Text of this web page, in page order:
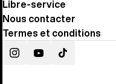
Libre-service
Nous contacter
Termes et conditions
InstagramYouTubeTikTok